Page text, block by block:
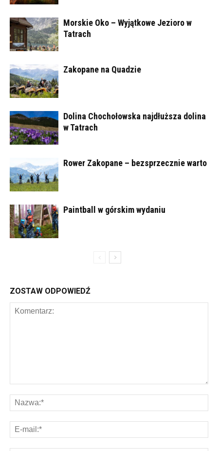
Morskie Oko – Wyjątkowe Jezioro w
Tatrach
Zakopane na Quadzie
Dolina Chochołowska najdłuższa dolina
w Tatrach
Rower Zakopane – bezsprzecznie warto
Paintball w górskim wydaniu
ZOSTAW ODPOWIEDŹ